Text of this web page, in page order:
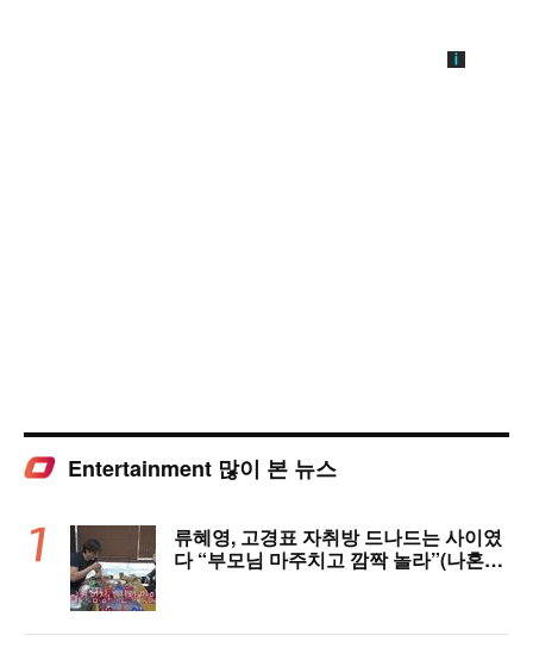
Entertainment 많이 본 뉴스
류혜영, 고경표 자취방 드나드는 사이였
다 “부모님 마주치고 깜짝 놀라”(나혼자